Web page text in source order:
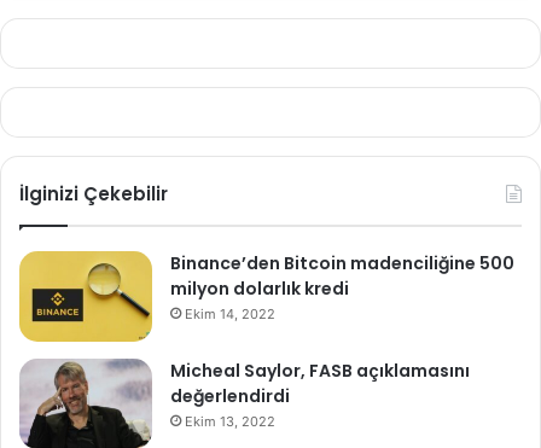
İlginizi Çekebilir
Binance’den Bitcoin madenciliğine 500
milyon dolarlık kredi
Ekim 14, 2022
Micheal Saylor, FASB açıklamasını
değerlendirdi
Ekim 13, 2022